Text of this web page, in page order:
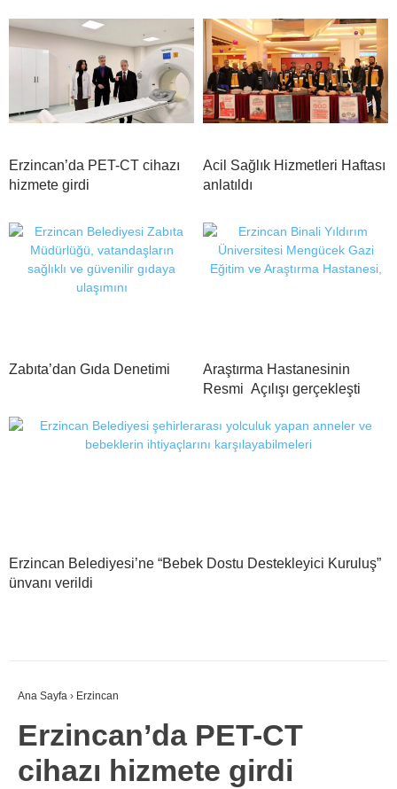
Erzincan’da PET-CT cihazı
hizmete girdi
Acil Sağlık Hizmetleri Haftası
anlatıldı
Zabıta’dan Gıda Denetimi
Araştırma Hastanesinin
Resmi Açılışı gerçekleşti
Erzincan Belediyesi’ne “Bebek Dostu Destekleyici Kuruluş”
ünvanı verildi
Ana Sayfa › Erzincan
Erzincan’da PET-CT
cihazı hizmete girdi